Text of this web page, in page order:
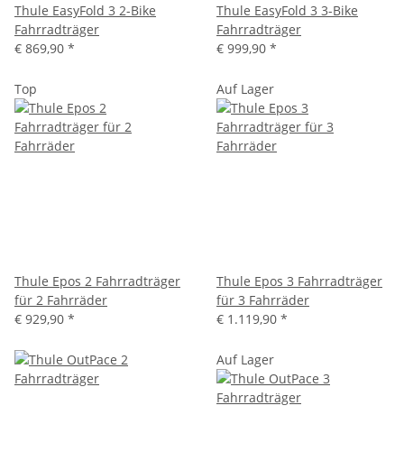
Thule EasyFold 3 2-Bike
Fahrradträger
€ 869,90 *
Thule EasyFold 3 3-Bike
Fahrradträger
€ 999,90 *
Top
Thule Epos 2 Fahrradträger
für 2 Fahrräder
€ 929,90 *
Auf Lager
Thule Epos 3 Fahrradträger
für 3 Fahrräder
€ 1.119,90 *
Auf Lager